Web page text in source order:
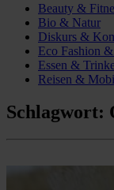
Beauty &
Bio & Natur
Diskurs &
Eco Fashion
Essen &
Reisen &
Schlagwort: